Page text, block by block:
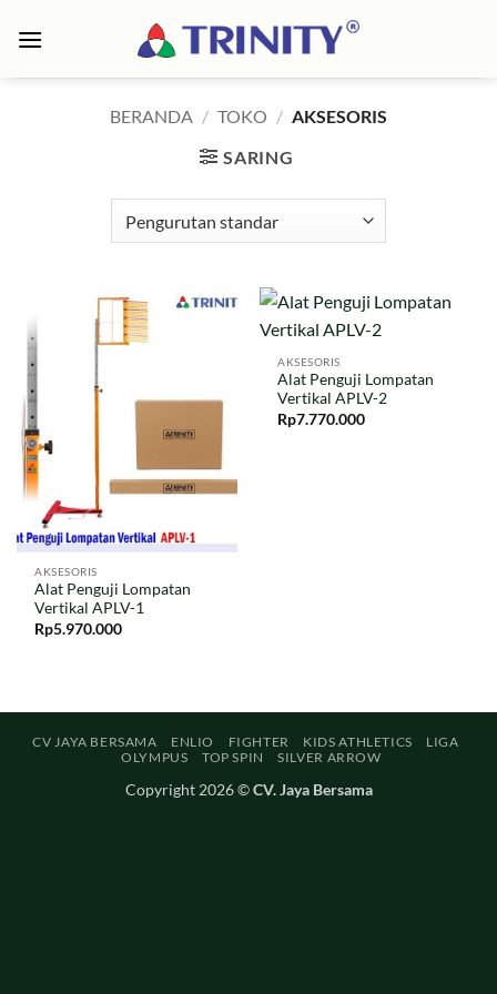
BERANDA / TOKO / AKSESORIS
SARING
AKSESORIS
Alat Penguji Lompatan
Vertikal APLV-1
Rp5.970.000
AKSESORIS
Alat Penguji Lompatan
Vertikal APLV-2
Rp7.770.000
CV JAYA BERSAMA ENLIO FIGHTER KIDS ATHLETICS
LIGA
OLYMPUS
TOP SPIN SILVER ARROW
Copyright 2026 ©CV. Jaya Bersama